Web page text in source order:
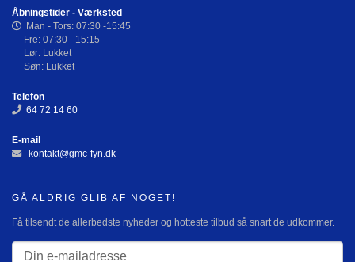
Åbningstider - Værksted
Man - Tors: 07:30 -15:45
Fre: 07:30 - 15:15
Lør: Lukket
Søn: Lukket
Telefon
64 72 14 60
E-mail
kontakt@gmc-fyn.dk
GÅ ALDRIG GLIB AF NOGET!
Få tilsendt de allerbedste nyheder og hotteste tilbud så snart de udkommer.